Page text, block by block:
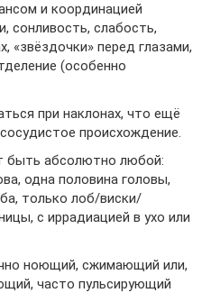
и координацией
сонливость, слабость,
«звёздочки» перед глазами,
(особенно
при наклонах, что ещё
происхождение.
быть абсолютно любой:
одна половина головы,
только лоб/виски/
с иррадиацией в ухо или
ноющий, сжимающий или,
часто пульсирующий